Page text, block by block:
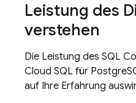
Leistung des
verstehen
Die Leistung des SQL
Cloud SQL für
auf Ihre Erfahrung